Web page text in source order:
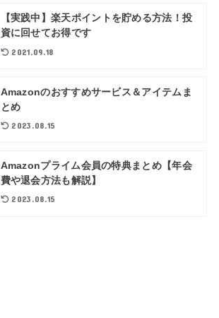
【実践中】楽天ポイントを貯める方法！投
資に回せてお得です
2021.09.18
Amazonのおすすめサービス＆アイテムま
とめ
2023.08.15
Amazonプライム会員の特典まとめ【年会
費や退会方法も解説】
2023.08.15